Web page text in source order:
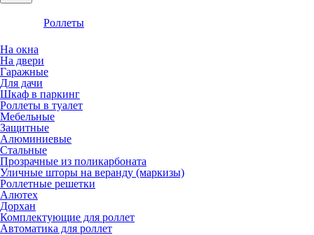
Роллеты
На окна
На двери
Гаражные
Для дачи
Шкаф в паркинг
Роллеты в туалет
Мебельные
Защитные
Алюминиевые
Стальные
Прозрачные из поликарбоната
Уличные шторы на веранду (маркизы)
Роллетные решетки
Алютех
Дорхан
Комплектующие для роллет
Автоматика для роллет